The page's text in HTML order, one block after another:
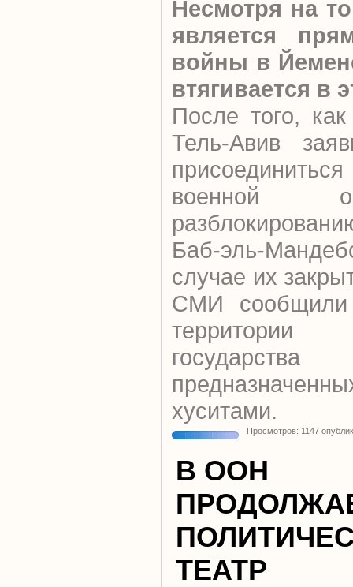
Несмотря на
является
войны в
втягивается в
После того,
Тель-Авив
военной
Баб-эль-
случае их
СМИ сообщили
хуситами.
Просмотров: 1147
В ООН
ТЕАТР